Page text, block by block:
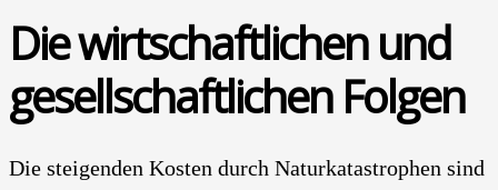
Die wirt­schaft­li­chen und
gesell­schaft­li­chen Fol­gen
Die stei­gen­den Kos­ten durch Natur­ka­ta­stro­phen sind